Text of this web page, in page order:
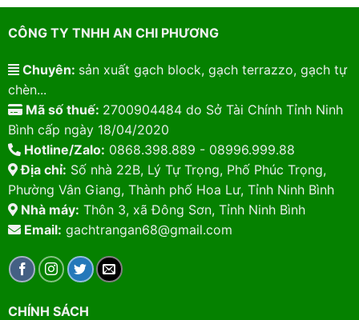
CÔNG TY TNHH AN CHI PHƯƠNG
Chuyên: sản xuất gạch block, gạch terrazzo, gạch tự
chèn...
Mã số thuế: 2700904484 do Sở Tài Chính Tỉnh Ninh
Bình cấp ngày 18/04/2020
Hotline/Zalo: 0868.398.889 - 08996.999.88
Địa chỉ: Số nhà 22B, Lý Tự Trọng, Phố Phúc Trọng,
Phường Vân Giang, Thành phố Hoa Lư, Tỉnh Ninh Bình
Nhà máy: Thôn 3, xã Đông Sơn, Tỉnh Ninh Bình
Email: gachtrangan68@gmail.com
CHÍNH SÁCH